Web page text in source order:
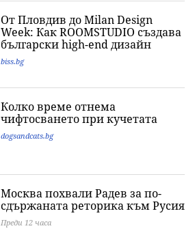
От Пловдив до Milan Design
Week: Как ROOMSTUDIO създава
български high-end дизайн
biss.bg
Колко време отнема
чифтосването при кучетата
dogsandcats.bg
Москва похвали Радев за по-
сдържаната реторика към Русия
Преди 12 часа